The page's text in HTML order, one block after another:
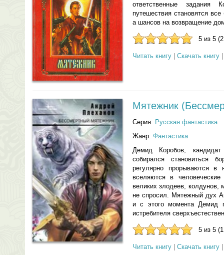
ответственные
путешествия становятся
а шансов на возвращение
5 из 5
Читать книгу Скачать книгу
Мятежник
Серия: Русская фантастика
Жанр: Фантастика
Демид Коробов,
собирался становиться
регулярно прорываются
вселяются в
великих злодеев, колдунов,
не спросил. Мятежный дух
и с этого момента Демид
истребителя
5 из 5
Читать книгу Скачать книгу